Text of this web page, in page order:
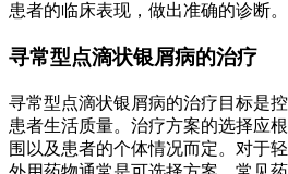
患者的临床表现，做出准确的诊断。
寻常型点滴状银屑病的治疗
寻常型点滴状银屑病的治疗目标是
患者生活质量。治疗方案的选择应
围以及患者的个体情况而定。对于